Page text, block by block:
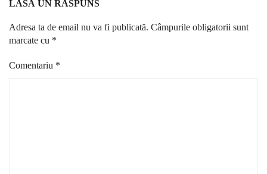
LASĂ UN RĂSPUNS
Adresa ta de email nu va fi publicată. Câmpurile obligatorii sunt
marcate cu *
Comentariu *